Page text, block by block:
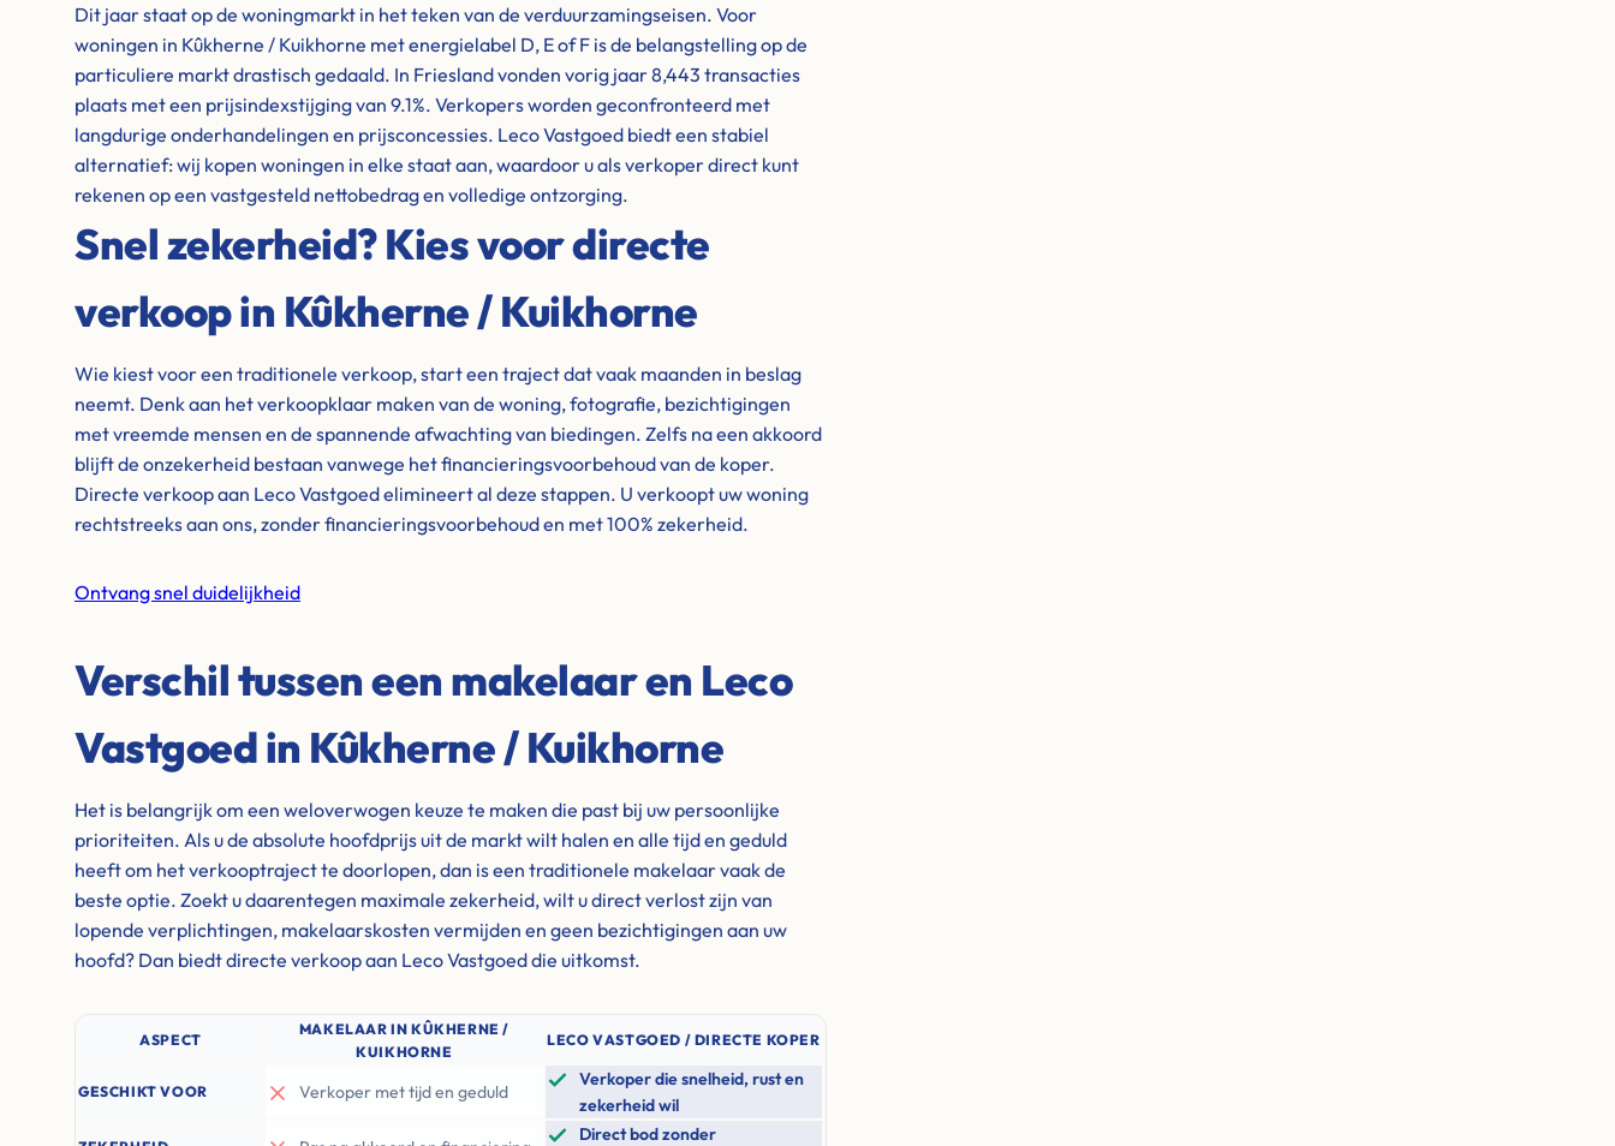
Dit jaar staat op de woningmarkt in het teken van de verduurzamingseisen. Voor
woningen in Kûkherne / Kuikhorne met energielabel D, E of F is de belangstelling op de
particuliere markt drastisch gedaald. In Friesland vonden vorig jaar 8,443 transacties
plaats met een prijsindexstijging van 9.1%. Verkopers worden geconfronteerd met
langdurige onderhandelingen en prijsconcessies. Leco Vastgoed biedt een stabiel
alternatief: wij kopen woningen in elke staat aan, waardoor u als verkoper direct kunt
rekenen op een vastgesteld nettobedrag en volledige ontzorging.
Snel zekerheid? Kies voor directe
verkoop in Kûkherne / Kuikhorne
Wie kiest voor een traditionele verkoop, start een traject dat vaak maanden in beslag
neemt. Denk aan het verkoopklaar maken van de woning, fotografie, bezichtigingen
met vreemde mensen en de spannende afwachting van biedingen. Zelfs na een akkoord
blijft de onzekerheid bestaan vanwege het financieringsvoorbehoud van de koper.
Directe verkoop aan Leco Vastgoed elimineert al deze stappen. U verkoopt uw woning
rechtstreeks aan ons, zonder financieringsvoorbehoud en met 100% zekerheid.
Ontvang snel duidelijkheid
Verschil tussen een makelaar en Leco
Vastgoed in Kûkherne / Kuikhorne
Het is belangrijk om een weloverwogen keuze te maken die past bij uw persoonlijke
prioriteiten. Als u de absolute hoofdprijs uit de markt wilt halen en alle tijd en geduld
heeft om het verkooptraject te doorlopen, dan is een traditionele makelaar vaak de
beste optie. Zoekt u daarentegen maximale zekerheid, wilt u direct verlost zijn van
lopende verplichtingen, makelaarskosten vermijden en geen bezichtigingen aan uw
hoofd? Dan biedt directe verkoop aan Leco Vastgoed die uitkomst.
ASPECT
MAKELAAR IN KÛKHERNE /
KUIKHORNE
LECO VASTGOED / DIRECTE KOPER
GESCHIKT VOOR Verkoper met tijd en geduld
Verkoper die snelheid, rust en
zekerheid wil
Direct bod zonder